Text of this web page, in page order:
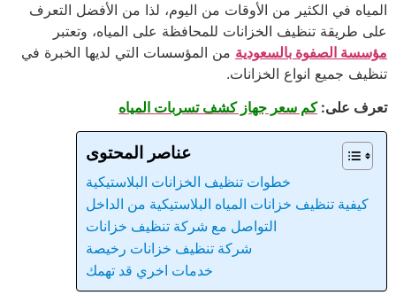
المياه في الكثير من الأوقات من اليوم، لذا من الأفضل التعرف
على طريقة تنظيف الخزانات للمحافظة على المياه، وتعتبر
مؤسسة الصفوة بالسعودية من المؤسسات التي لديها الخبرة في
تنظيف جميع انواع الخزانات.
تعرف على:كم سعر جهاز كشف تسربات المياه
عناصر المحتوى
خطوات تنظيف الخزانات البلاستيكية
كيفية تنظيف خزانات المياه البلاستيكية من الداخل
التواصل مع شركة تنظيف خزانات
خدمات اخري قد تهمك